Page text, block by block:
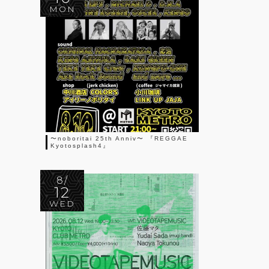
MON
〜noboritai 25th Anniv〜 『REGGAE
Kyotosplash4』
8/
12
WED